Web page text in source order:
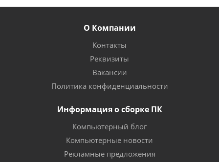
О Компании
Контакты
Реквизиты
Вакансии
Политика конфиденциальности
Информация о сборке ПК
Компьютерный блог
Компьютерные новости
Рекламные предложения